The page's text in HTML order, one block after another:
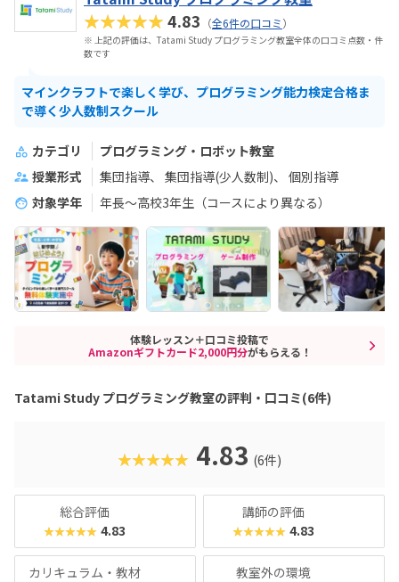
★★★★★4.83 （全6件の口コミ）
※ 上記の評価は、Tatami Study プログラミング教室全体の口コミ点数・件
数です
マインクラフトで楽しく学び、プログラミング能力検定合格ま
で導く少人数制スクール
カテゴリ
プログラミング・ロボット教室
授業形式
集団指導 集団指導(少人数制)
個別指導
対象学年
年長〜高校3年生（コースにより異なる）
体験レッスン＋口コミ投稿で
Amazonギフトカード2,000円分がもらえる！
Tatami Study プログラミング教室の評判・口コミ(6件)
★★★★★ 4.83 (6件)
総合評価
★★★★★ 4.83
講師の評価
★★★★★ 4.83
カリキュラム・教材 教室外の環境